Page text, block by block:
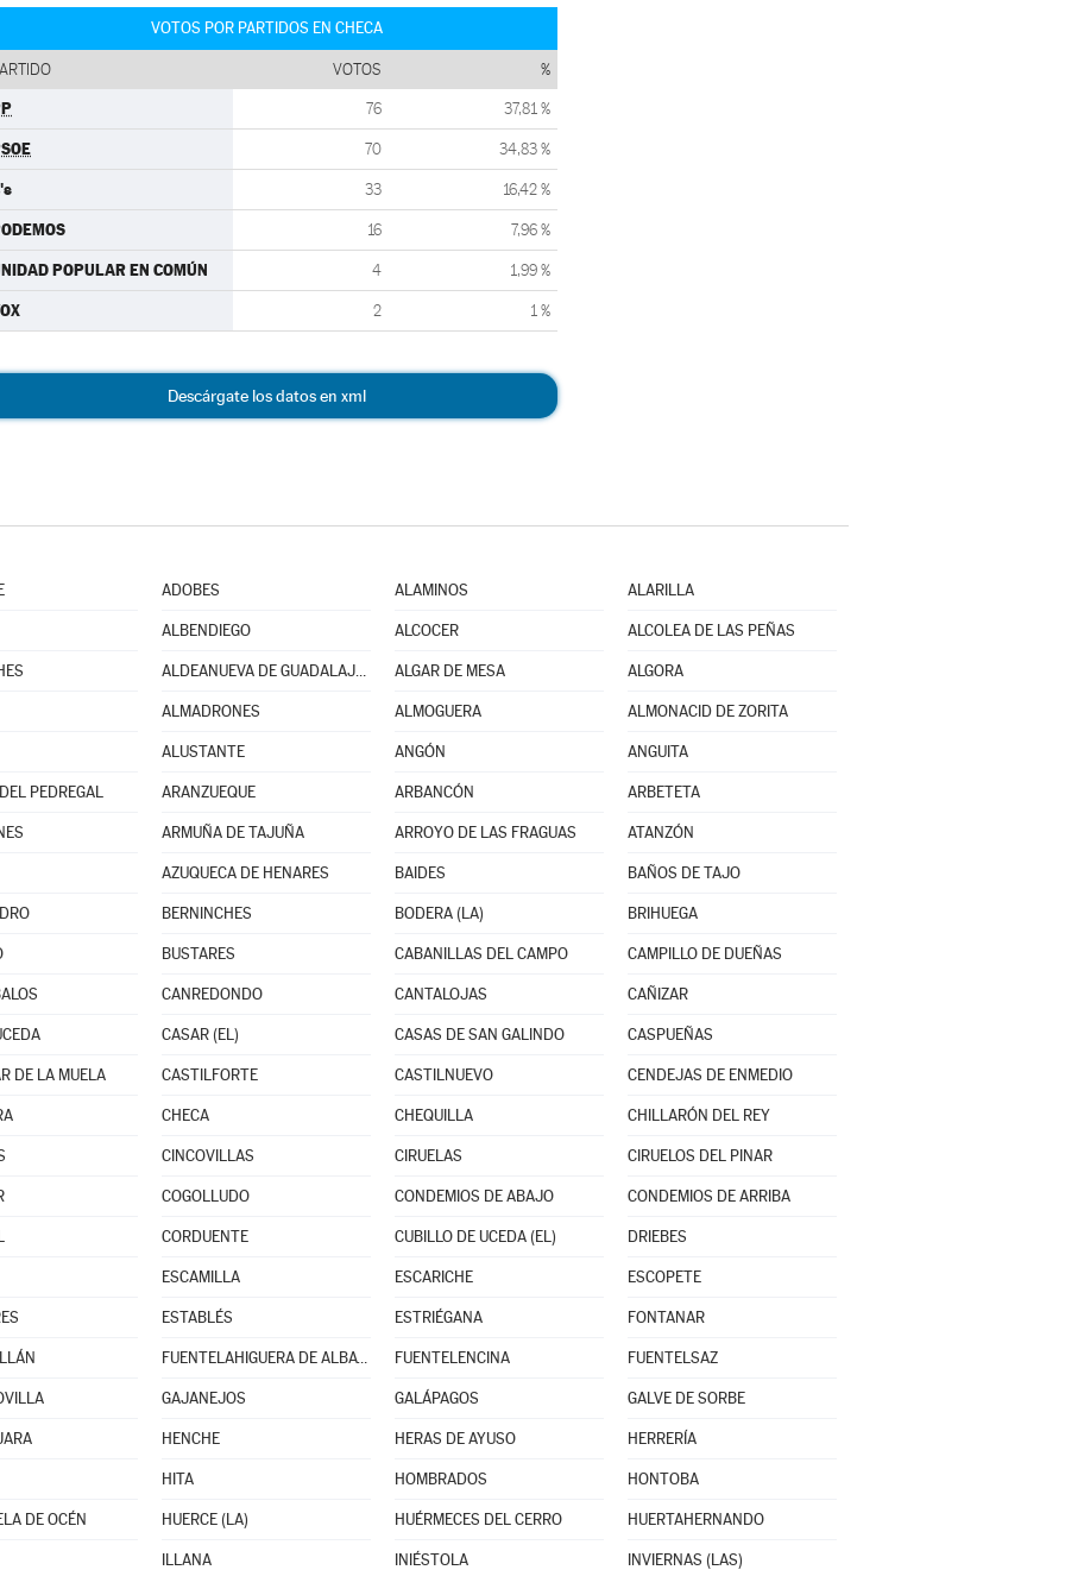
VOTOS POR PARTIDOS EN CHECA
VOTOS %
76 37,81 %
70 34,83 %
33 16,42 %
16 7,96 %
POPULAR EN COMÚN 4 1,99 %
2 1 %
Descárgate los datos en xml
ADOBES ALAMINOS ALARILLA
ALBENDIEGO ALCOCER ALCOLEA DE LAS PEÑAS
ALDEANUEVA DE GUADALAJARA ALGAR DE MESA ALGORA
ALMADRONES ALMOGUERA ALMONACID DE ZORITA
ALUSTANTE ANGÓN ANGUITA
PEDREGAL ARANZUEQUE ARBANCÓN ARBETETA
ARMUÑA DE TAJUÑA ARROYO DE LAS FRAGUAS ATANZÓN
AZUQUECA DE HENARES BAIDES BAÑOS DE TAJO
BERNINCHES BODERA (LA) BRIHUEGA
BUSTARES CABANILLAS DEL CAMPO CAMPILLO DE DUEÑAS
CANREDONDO CANTALOJAS CAÑIZAR
CASAR (EL) CASAS DE SAN GALINDO CASPUEÑAS
DE LA MUELA CASTILFORTE CASTILNUEVO CENDEJAS DE ENMEDIO
CHECA CHEQUILLA CHILLARÓN DEL REY
CINCOVILLAS CIRUELAS CIRUELOS DEL PINAR
COGOLLUDO CONDEMIOS DE ABAJO CONDEMIOS DE ARRIBA
CORDUENTE CUBILLO DE UCEDA (EL) DRIEBES
ESCAMILLA ESCARICHE ESCOPETE
ESTABLÉS ESTRIÉGANA FONTANAR
FUENTELAHIGUERA DE ALBATAGES FUENTELENCINA FUENTELSAZ
GAJANEJOS GALÁPAGOS GALVE DE SORBE
HENCHE HERAS DE AYUSO HERRERÍA
HITA HOMBRADOS HONTOBA
DE OCÉN HUERCE (LA) HUÉRMECES DEL CERRO HUERTAHERNANDO
ILLANA INIÉSTOLA INVIERNAS (LAS)